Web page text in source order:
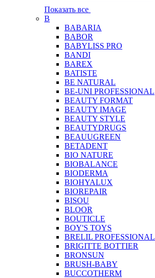
Показать все
B
BABARIA
BABOR
BABYLISS PRO
BANDI
BAREX
BATISTE
BE NATURAL
BE-UNI PROFESSIONAL
BEAUTY FORMAT
BEAUTY IMAGE
BEAUTY STYLE
BEAUTYDRUGS
BEAUUGREEN
BETADENT
BIO NATURE
BIOBALANCE
BIODERMA
BIOHYALUX
BIOREPAIR
BISOU
BLOOR
BOUTICLE
BOY'S TOYS
BRELIL PROFESSIONAL
BRIGITTE BOTTIER
BRONSUN
BRUSH-BABY
BUCCOTHERM